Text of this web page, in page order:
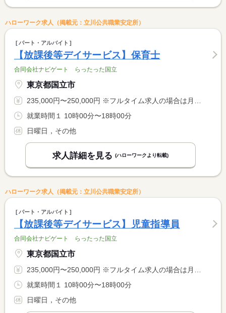
ハローワーク求人（掲載元：立川公共職業安定所）
パート・アルバイト
【放課後等デイサービス】保育士
合同会社ナビゲート らったった国立
東京都国立市
235,000円〜250,000円 ※フルタイム求人の場合は月額（換算額）、パート求人の場合は時間額を表示しています。
就業時間１ 10時00分〜18時00分
日曜日，その他
求人詳細を見る (ハローワークより転載)
ハローワーク求人（掲載元：立川公共職業安定所）
パート・アルバイト
【放課後等デイサービス】児童指導員
合同会社ナビゲート らったった国立
東京都国立市
235,000円〜250,000円 ※フルタイム求人の場合は月額（換算額）、パート求人の場合は時間額を表示しています。
就業時間１ 10時00分〜18時00分
日曜日，その他